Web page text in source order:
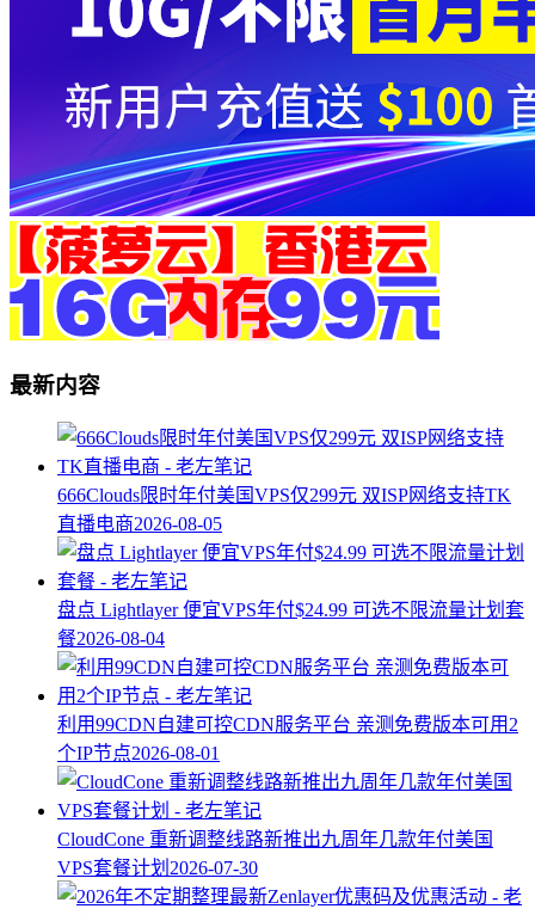
最新内容
666Clouds限时年付美国VPS仅299元 双ISP网络支持TK
直播电商2026-08-05
盘点 Lightlayer 便宜VPS年付$24.99 可选不限流量计划套
餐2026-08-04
利用99CDN自建可控CDN服务平台 亲测免费版本可用2
个IP节点2026-08-01
CloudCone 重新调整线路新推出九周年几款年付美国
VPS套餐计划 2026-07-30